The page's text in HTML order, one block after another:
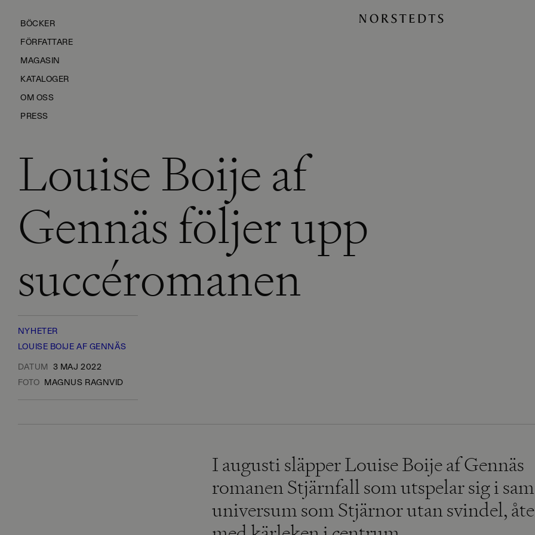
BÖCKER
FÖRFATTARE
MAGASIN
KATALOGER
OM OSS
PRESS
HÅLLBARHET
Louise Boije af
Gennäs följer upp
succéromanen
NYHETER
LOUISE BOIJE AF GENNÄS
DATUM
3 MAJ 2022
FOTO
MAGNUS RAGNVID
I augusti släpper Louise Boije af Gennäs
romanen Stjärnfall som utspelar sig i
universum som Stjärnor utan svindel,